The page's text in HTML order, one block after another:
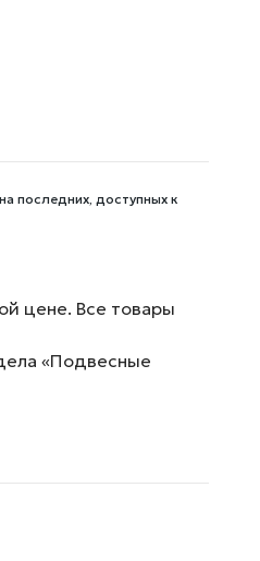
последних, доступных к
цене. Все товары
«Подвесные